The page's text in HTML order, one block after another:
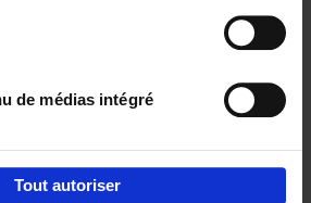
de médias intégré
Tout autoriser